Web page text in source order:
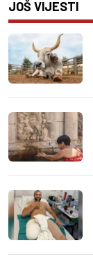
JOŠ VIJESTI